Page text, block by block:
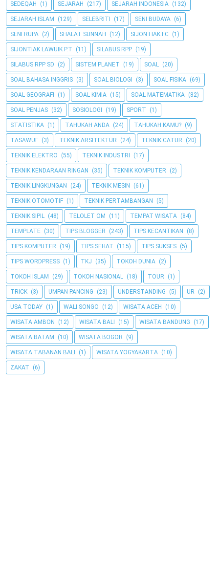
SEDEQAH (1) SEJARAH (217) SEJARAH INDONESIA (132)
SEJARAH ISLAM (129) SELEBRITI (17) SENI BUDAYA (6)
SENI RUPA (2) SHALAT SUNNAH (12) SIJONTIAK FC (1)
SIJONTIAK LAWUIK P.T (11) SILABUS RPP (19)
SILABUS RPP SD (2) SISTEM PLANET (19) SOAL (20)
SOAL BAHASA INGGRIS (3) SOAL BIOLOGI (3) SOAL FISIKA (69)
SOAL GEOGRAFI (1) SOAL KIMIA (15) SOAL MATEMATIKA (82)
SOAL PENJAS (32) SOSIOLOGI (19) SPORT (1)
STATISTIKA (1) TAHUKAH ANDA (24) TAHUKAH KAMU? (9)
TASAWUF (3) TEKNIK ARSITEKTUR (24) TEKNIK CATUR (20)
TEKNIK ELEKTRO (55) TEKNIK INDUSTRI (17)
TEKNIK KENDARAAN RINGAN (35) TEKNIK KOMPUTER (2)
TEKNIK LINGKUNGAN (24) TEKNIK MESIN (61)
TEKNIK OTOMOTIF (1) TEKNIK PERTAMBANGAN (5)
TEKNIK SIPIL (48) TELOLET OM (11) TEMPAT WISATA (84)
TEMPLATE (30) TIPS BLOGGER (243) TIPS KECANTIKAN (8)
TIPS KOMPUTER (19) TIPS SEHAT (115) TIPS SUKSES (5)
TIPS WORDPRESS (1) TKJ (35) TOKOH DUNIA (2)
TOKOH ISLAM (29) TOKOH NASIONAL (18) TOUR (1)
TRICK (3) UMPAN PANCING (23) UNDERSTANDING (5) UR (2)
USA TODAY (1) WALI SONGO (12) WISATA ACEH (10)
WISATA AMBON (12) WISATA BALI (15) WISATA BANDUNG (17)
WISATA BATAM (10) WISATA BOGOR (9)
WISATA TABANAN BALI (1) WISATA YOGYAKARTA (10)
ZAKAT (6)